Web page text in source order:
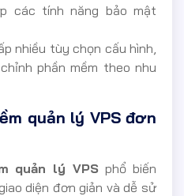
các tính năng bảo mật
nhiều tùy chọn cấu hình,
phần mềm theo nhu
quản lý VPS đơn
quản lý VPS phổ biến
diện đơn giản và dễ sử